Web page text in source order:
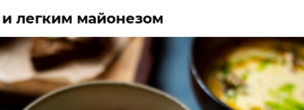
легким майонезом